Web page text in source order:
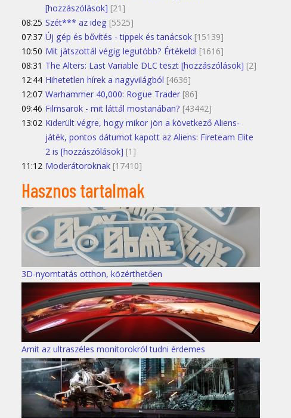
[hozzászólások] [21]
08:25 Szét*** az ideg [5525]
07:37 Új gép és bővítés - tippek és tanácsok [15139]
10:50 Mit játszottál végig legutóbb? Értékeld! [1616]
08:31 The Alters: Last Variable DLC teszt [hozzászólások] [2]
12:44 Hihetetlen hírek a nagyvilágból [4636]
12:07 Warhammer 40,000: Rogue Trader [86]
09:46 Filmsarok - mit láttál mostanában? [43442]
13:02 Kiderült végre, hogy mikor jön a következő Aliens-
játék, pontos dátumot kapott az Aliens: Fireteam Elite
2 is [hozzászólások] [1]
11:12 Moderátoroknak [17410]
Hasznos tartalmak
3D-nyomtatás otthon, közérthetően
Amit az ultraszéles monitorokról tudni érdemes